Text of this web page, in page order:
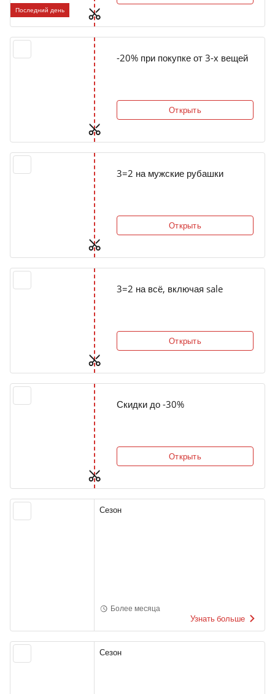
Последний день
-20% при покупке от 3-х вещей
Открыть
3=2 на мужские рубашки
Открыть
3=2 на всё, включая sale
Открыть
Скидки до -30%
Открыть
Сезон
Более месяца
Узнать больше
Сезон